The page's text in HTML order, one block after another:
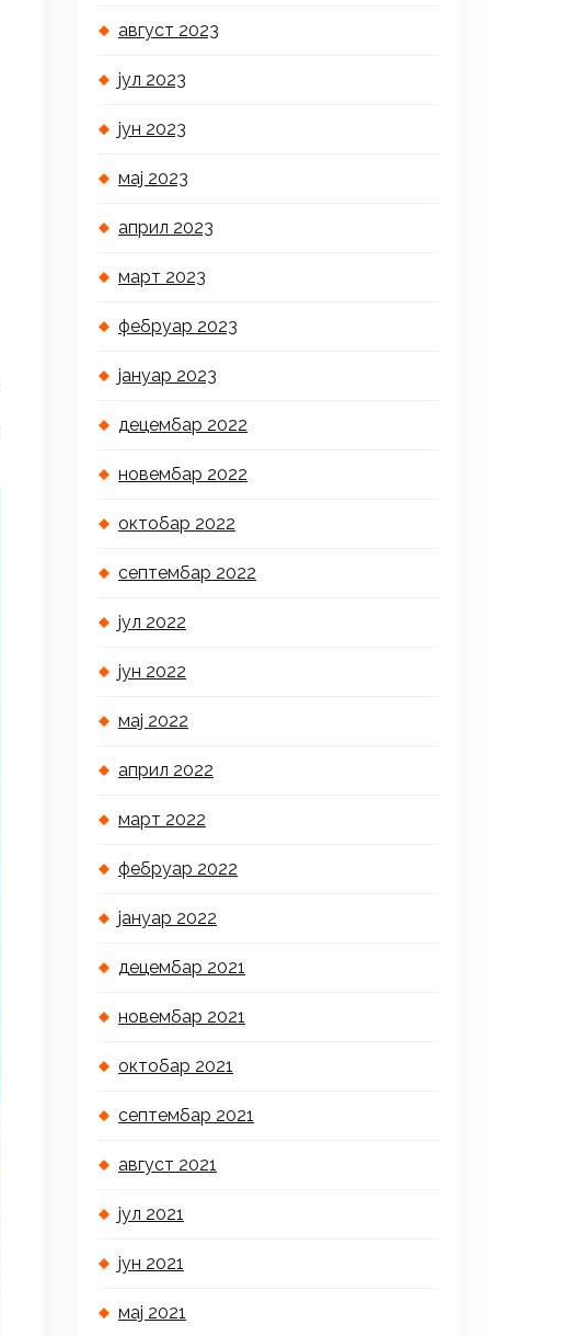
август 2023
јул 2023
јун 2023
мај 2023
април 2023
март 2023
фебруар 2023
јануар 2023
децембар 2022
новембар 2022
октобар 2022
септембар 2022
јул 2022
јун 2022
мај 2022
април 2022
март 2022
фебруар 2022
јануар 2022
децембар 2021
новембар 2021
октобар 2021
септембар 2021
август 2021
јул 2021
јун 2021
мај 2021